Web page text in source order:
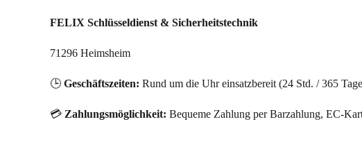
FELIX Schlüsseldienst & Sicherheitstechnik
71296 Heimsheim
🕒 Geschäftszeiten: Rund um die Uhr einsatzbereit (24 Std. / 365
💳 Zahlungsmöglichkeit: Bequeme Zahlung per Barzahlung, EC-